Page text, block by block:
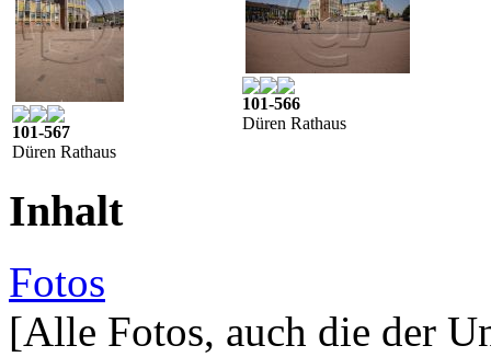
101-567
Düren Rathaus
101-566
Düren Rathaus
Inhalt
Fotos
[Alle Fotos, auch die der